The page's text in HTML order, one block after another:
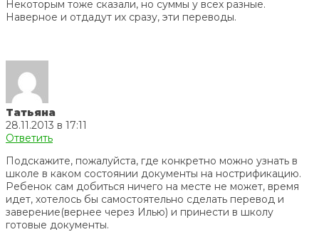
Некоторым тоже сказали, но суммы у всех разные.
Наверное и отдадут их сразу, эти переводы.
Татьяна
28.11.2013 в 17:11
Ответить
Подскажите, пожалуйста, где конкретно можно узнать в
школе в каком состоянии документы на нострификацию.
Ребенок сам добиться ничего на месте не может, время
идет, хотелось бы самостоятельно сделать перевод и
заверение(вернее через Илью) и принести в школу
готовые документы.